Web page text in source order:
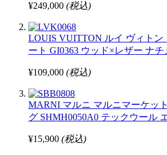
¥249,000 (税込)
LOUIS VUITTON ルイ ヴィトン
ート GI0363 ウッド×レザー ナ
¥109,000 (税込)
MARNI マルニ マルニマーケッ
グ SHMH0050A0 テックウール
¥15,900 (税込)